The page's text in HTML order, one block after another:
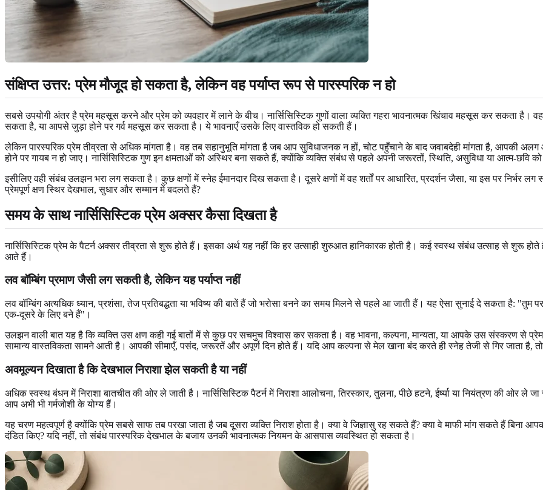
संक्षिप्त उत्तर: प्रेम मौजूद हो सकता है, लेकिन वह पर्याप्त रूप से पारस्परिक न हो
सबसे उपयोगी अंतर है प्रेम महसूस करने और प्रेम को व्यवहार में लाने के बीच। नार्सिसिस्टिक गुणों वाला व्यक्ति गहरा भावनात्मक खिंचाव महसूस कर सकता
सकता है, या आपसे जुड़ा होने पर गर्व महसूस कर सकता है। ये भावनाएँ उसके लिए वास्तविक हो सकती हैं।
लेकिन पारस्परिक प्रेम तीव्रता से अधिक मांगता है। वह तब सहानुभूति मांगता है जब आप सुविधाजनक न हों, चोट पहुँचाने के बाद जवाबदेही मांगता है, आपकी
होने पर गायब न हो जाए। नार्सिसिस्टिक गुण इन क्षमताओं को अस्थिर बना सकते हैं, क्योंकि व्यक्ति संबंध से पहले अपनी जरूरतों, स्थिति, असुविधा या आत्म-छवि
इसीलिए वही संबंध उलझन भरा लग सकता है। कुछ क्षणों में स्नेह ईमानदार दिख सकता है। दूसरे क्षणों में वह शर्तों पर आधारित, प्रदर्शन जैसा, या इस पर निर्भर
प्रेमपूर्ण क्षण स्थिर देखभाल, सुधार और सम्मान में बदलते हैं?
समय के साथ नार्सिसिस्टिक प्रेम अक्सर कैसा दिखता है
नार्सिसिस्टिक प्रेम के पैटर्न अक्सर तीव्रता से शुरू होते हैं। इसका अर्थ यह नहीं कि हर उत्साही शुरुआत हानिकारक होती है। कई स्वस्थ संबंध उत्साह से शुरू
आते हैं।
लव बॉम्बिंग प्रमाण जैसी लग सकती है, लेकिन यह पर्याप्त नहीं
लव बॉम्बिंग अत्यधिक ध्यान, प्रशंसा, तेज प्रतिबद्धता या भविष्य की बातें हैं जो भरोसा बनने का समय मिलने से पहले आ जाती हैं। यह ऐसा सुनाई दे सकता है:
एक-दूसरे के लिए बने हैं"।
उलझन वाली बात यह है कि व्यक्ति उस क्षण कही गई बातों में से कुछ पर सचमुच विश्वास कर सकता है। वह भावना, कल्पना, मान्यता, या आपके उस संस्करण से
सामान्य वास्तविकता सामने आती है। आपकी सीमाएँ, पसंद, जरूरतें और अपूर्ण दिन होते हैं। यदि आप कल्पना से मेल खाना बंद करते ही स्नेह तेजी से गिर जाता है,
अवमूल्यन दिखाता है कि देखभाल निराशा झेल सकती है या नहीं
अधिक स्वस्थ बंधन में निराशा बातचीत की ओर ले जाती है। नार्सिसिस्टिक पैटर्न में निराशा आलोचना, तिरस्कार, तुलना, पीछे हटने, ईर्ष्या या नियंत्रण की ओर
आप अभी भी गर्मजोशी के योग्य हैं।
यह चरण महत्वपूर्ण है क्योंकि प्रेम सबसे साफ तब परखा जाता है जब दूसरा व्यक्ति निराश होता है। क्या वे जिज्ञासु रह सकते हैं? क्या वे माफी मांग सकते हैं बिना
दंडित किए? यदि नहीं, तो संबंध पारस्परिक देखभाल के बजाय उनकी भावनात्मक नियमन के आसपास व्यवस्थित हो सकता है।